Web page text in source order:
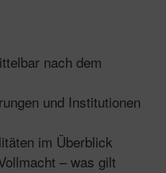
nach dem
und Institutionen
im Überblick
– was gilt